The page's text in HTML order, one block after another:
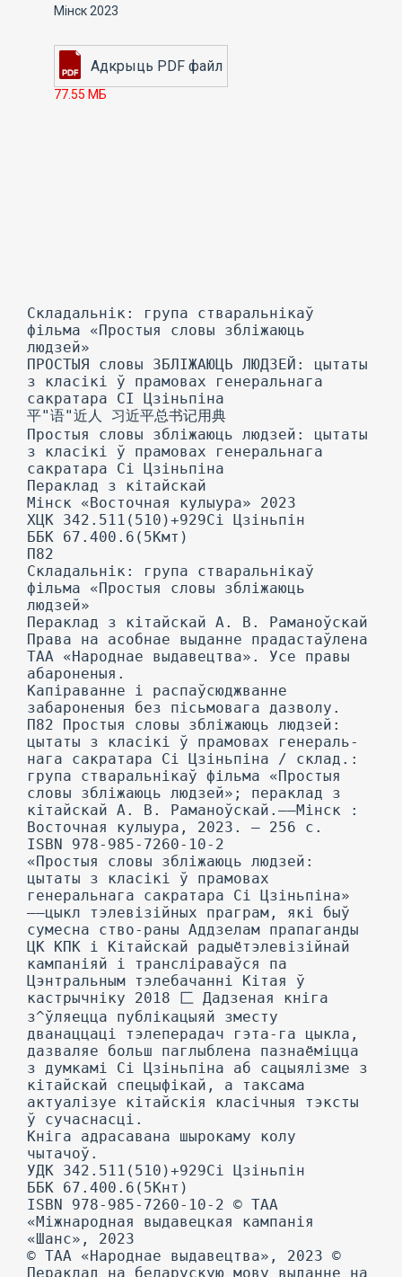
Мінск 2023
77.55 МБ
Складальнік: група стваральнікаў
фільма «Простыя словы збліжаюць
людзей»
ПРОСТЫЯ словы ЗБЛІЖАЮЦЬ ЛЮДЗЕЙ: цытаты
з класікі ў прамовах генеральнага
сакратара СІ Цзіньпіна
平"语"近人 习近平总书记用典
Простыя словы збліжаюць людзей: цытаты
з класікі ў прамовах генеральнага
сакратара Сі Цзіньпіна
Пераклад з кітайскай
Мінск «Восточная кулыура» 2023
ХЦК 342.511(510)+929Сі Цзіньпін
ББК 67.400.6(5Кмт)
П82
Складальнік: група стваральнікаў
фільма «Простыя словы збліжаюць
людзей»
Пераклад з кітайскай A. В. Раманоўскай
Права на асобнае выданне прадастаўлена
ТАА «Народнае выдавецтва». Усе правы
абароненыя.
Капіраванне і распаўсюджванне
забароненыя без пісьмовага дазволу.
П82 Простыя словы збліжаюць людзей:
цытаты з класікі ў прамовах генераль-
нага сакратара Сі Цзіньпіна / склад.:
група стваральнікаў фільма «Простыя
словы збліжаюць людзей»; пераклад з
кітайскай A. В. Раманоўскай.——Мінск :
Восточная кулыура, 2023. — 256 с.
ISBN 978-985-7260-10-2
«Простыя словы збліжаюць людзей:
цытаты з класікі ў прамовах
генеральнага сакратара Сі Цзіньпіна»
——цыкл тэлевізійных праграм, які быў
сумесна ство-раны Аддзелам прапаганды
ЦК КПК і Кітайскай радыётэлевізійнай
кампаніяй і трансліраваўся па
Цэнтральным тэлебачанні Кітая ў
кастрычніку 2018 匚 Дадзеная кніга
з^ўляецца публікацыяй зместу
дванаццаці тэлеперадач гэта-га цыкла,
дазваляе больш паглыблена пазнаёміцца
з думкамі Сі Цзіньпіна аб сацыялізме з
кітайскай спецыфікай, а таксама
актуалізуе кітайскія класічныя тэксты
ў сучаснасці.
Кніга адрасавана шырокаму колу
чытачоў.
УДК 342.511(510)+929Сі Цзіньпін
ББК 67.400.6(5Кнт)
ISBN 978-985-7260-10-2 © ТАА
«Міжнародная выдавецкая кампанія
«Шанс», 2023
© ТАА «Народнае выдавецтва», 2023 ©
Пераклад на беларускую мову выданне на